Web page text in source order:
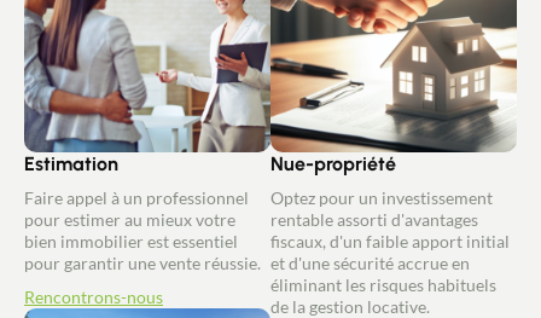
Estimation
Faire appel à un professionnel
pour estimer au mieux votre
bien immobilier est essentiel
pour garantir une vente réussie.
Rencontrons-nous
Nue-propriété
Optez pour un investissement
rentable assorti d'avantages
fiscaux, d'un faible apport initial
et d'une sécurité accrue en
éliminant les risques habituels
de la gestion locative.